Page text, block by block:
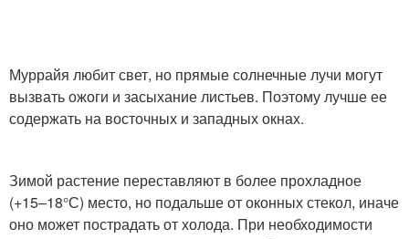
Муррайя любит свет, но прямые солнечные лучи могут
вызвать ожоги и засыхание листьев. Поэтому лучше ее
содержать на восточных и западных окнах.
Зимой растение переставляют в более прохладное
(+15–18°С) место, но подальше от оконных стекол, иначе
оно может пострадать от холода. При необходимости